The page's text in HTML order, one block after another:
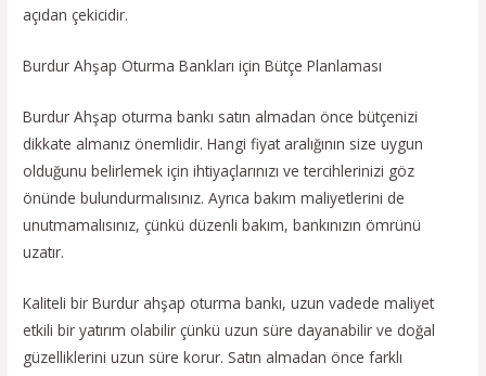
açıdan çekicidir.
Burdur Ahşap Oturma Bankları için Bütçe Planlaması
Burdur Ahşap oturma bankı satın almadan önce bütçenizi
dikkate almanız önemlidir. Hangi fiyat aralığının size uygun
olduğunu belirlemek için ihtiyaçlarınızı ve tercihlerinizi göz
önünde bulundurmalısınız. Ayrıca bakım maliyetlerini de
unutmamalısınız, çünkü düzenli bakım, bankınızın ömrünü
uzatır.
Kaliteli bir Burdur ahşap oturma bankı, uzun vadede maliyet
etkili bir yatırım olabilir çünkü uzun süre dayanabilir ve doğal
güzelliklerini uzun süre korur. Satın almadan önce farklı